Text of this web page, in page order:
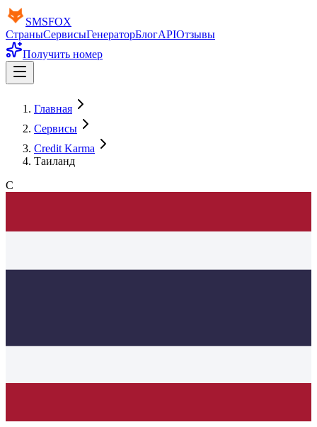
SMSFOX
СтраныСервисыГенераторБлогAPIОтзывы
Получить номер
Главная
Сервисы
Credit Karma
Таиланд
C